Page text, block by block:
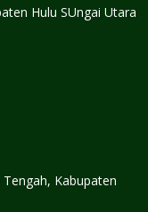
Hulu SUngai Utara
Tengah, Kabupaten